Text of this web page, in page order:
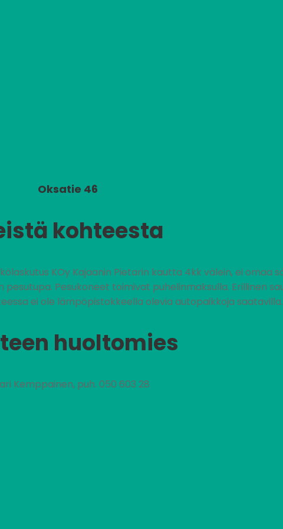
Oksatie 46
kohteesta
KOy Kajaanin Pietarin kautta 4kk välein, ei omaa
pesutupa. Pesukoneet toimivat puhelinmaksulla. Erillinen
ei ole lämpöpistokkeella olevia autopaikkoja saatavilla.
huoltomies
Kemppainen, puh. 050 603 28